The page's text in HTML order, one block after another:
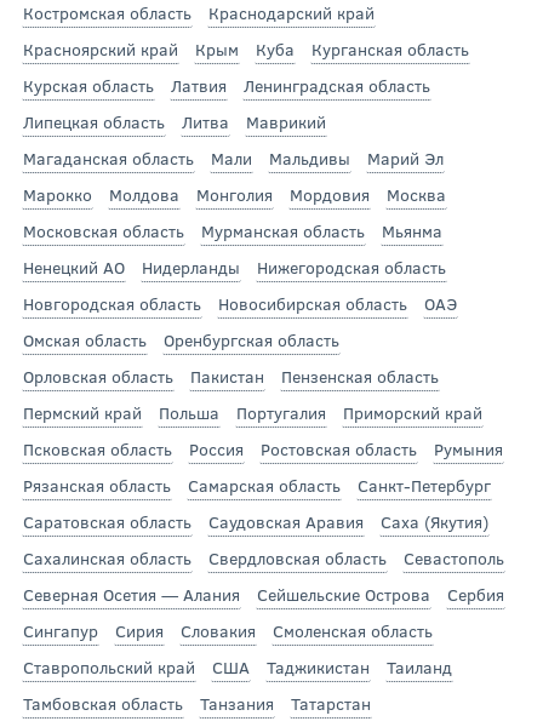
Костромская область
Краснодарский край
Красноярский край
Крым Куба
Курганская область
Курская область
Латвия
Ленинградская область
Липецкая область
Литва
Маврикий
Магаданская область
Мали Мальдивы
Марий Эл
Марокко
Молдова Монголия Мордовия
Москва
Московская область
Мурманская область
Мьянма
Ненецкий АО
Нидерланды
Нижегородская область
Новгородская область
Новосибирская область
ОАЭ
Омская область
Оренбургская область
Орловская область
Пакистан
Пензенская область
Пермский край
Польша Португалия
Приморский край
Псковская область
Россия Ростовская область
Румыния
Рязанская область
Самарская область
Санкт-Петербург
Саратовская область
Саудовская Аравия
Саха (Якутия)
Сахалинская область
Свердловская область
Севастополь
Северная Осетия — Алания
Сейшельские Острова
Сербия
Сингапур
Сирия Словакия
Смоленская область
Ставропольский край
США Таджикистан
Таиланд
Тамбовская область
Танзания
Татарстан